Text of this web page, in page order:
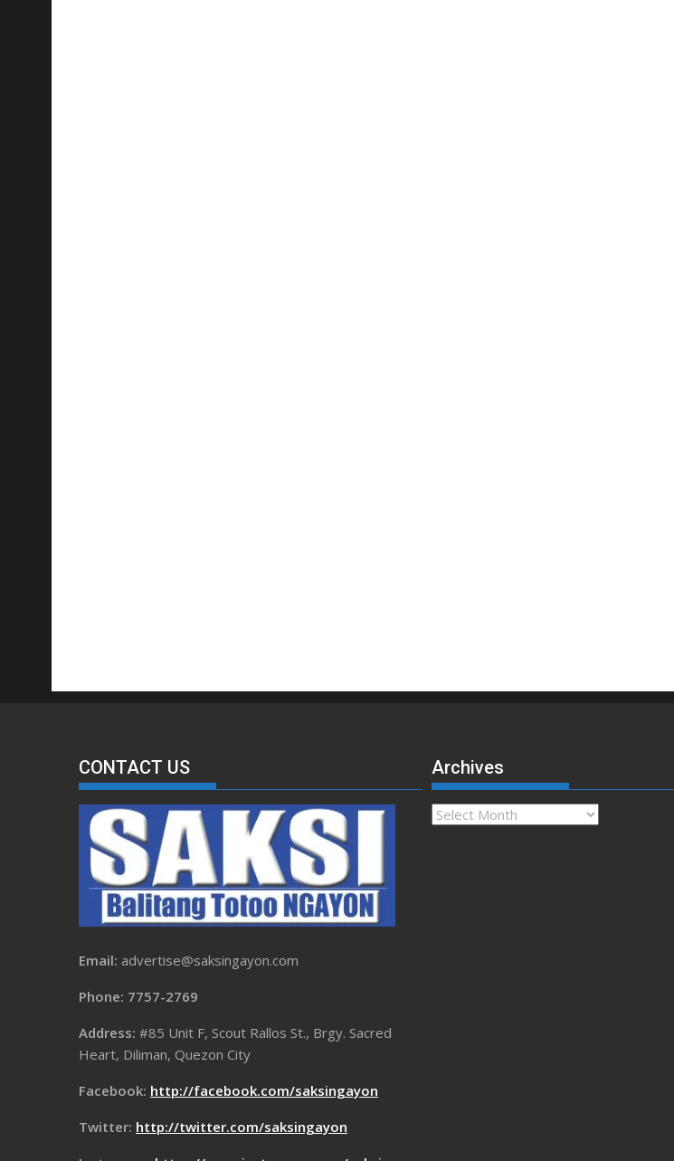
CONTACT US
Email: advertise@saksingayon.com
Phone: 7757-2769
Address: #85 Unit F, Scout Rallos St., Brgy. Sacred
Heart, Diliman, Quezon City
Facebook: http://facebook.com/saksingayon
Twitter: http://twitter.com/saksingayon
Archives
Archives